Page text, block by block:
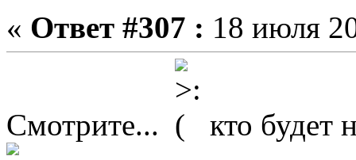
« Ответ #307 : 18 июля
Смотрите... кто будет